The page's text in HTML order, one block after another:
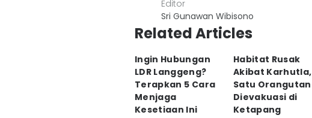
Editor
Sri Gunawan Wibisono
Related Articles
Ingin Hubungan
LDR Langgeng?
Terapkan 5 Cara
Menjaga
Kesetiaan Ini
Habitat Rusak
Akibat Karhutla,
Satu Orangutan
Dievakuasi di
Ketapang